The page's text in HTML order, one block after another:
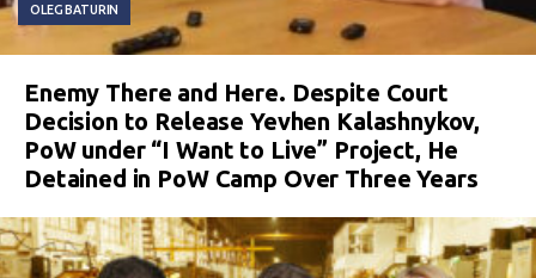
OLEG BATURIN
Enemy There and Here. Despite Court
Decision to Release Yevhen Kalashnykov,
PoW under “I Want to Live” Project, He
Detained in PoW Camp Over Three Years